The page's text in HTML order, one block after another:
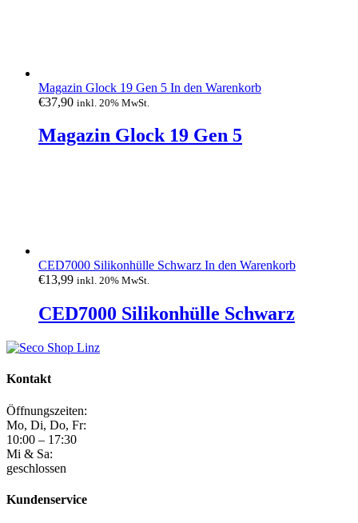
Magazin Glock 19 Gen 5 In den Warenkorb
€37,90 inkl. 20% MwSt.
Magazin Glock 19 Gen 5
CED7000 Silikonhülle Schwarz In den Warenkorb
€13,99 inkl. 20% MwSt.
CED7000 Silikonhülle Schwarz
Kontakt
Öffnungszeiten:
Mo, Di, Do, Fr:
10:00 – 17:30
Mi & Sa:
geschlossen
Kundenservice